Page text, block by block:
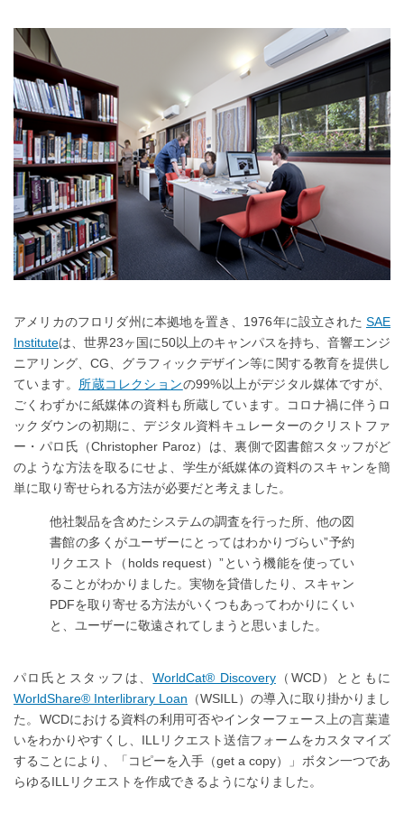
アメリカのフロリダ州に本拠地を置き、1976年に設立された SAE
Instituteは、世界23ヶ国に50以上のキャンパスを持ち、音響エンジ
ニアリング、CG、グラフィックデザイン等に関する教育を提供し
ています。 所蔵コレクションの99%以上がデジタル媒体ですが、
ごくわずかに紙媒体の資料も所蔵しています。コロナ禍に伴うロ
ックダウンの初期に、デジタル資料キュレーターのクリストファ
ー・パロ氏（Christopher Paroz）は、裏側で図書館スタッフがど
のような方法を取るにせよ、学生が紙媒体の資料のスキャンを簡
単に取り寄せられる方法が必要だと考えました。
他社製品を含めたシステムの調査を行った所、他の図
書館の多くがユーザーにとってはわかりづらい”予約
リクエスト（holds request）”という機能を使ってい
ることがわかりました。実物を貸借したり、スキャン
PDFを取り寄せる方法がいくつもあってわかりにくい
と、ユーザーに敬遠されてしまうと思いました。
パロ氏とスタッフは、WorldCat® Discovery（WCD）とともに
WorldShare® Interlibrary Loan （WSILL）の導入に取り掛かりまし
た。WCDにおける資料の利用可否やインターフェース上の言葉遣
いをわかりやすくし、ILLリクエスト送信フォームをカスタマイズ
することにより、「コピーを入手（get a copy）」ボタン一つであ
らゆるILLリクエストを作成できるようになりました。